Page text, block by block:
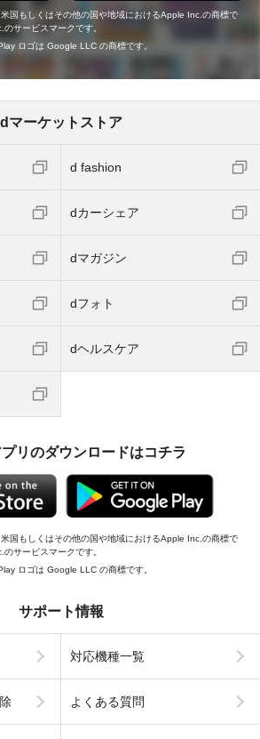
国もしくはその他の国や地域におけるApple Inc.の商標で
サービスマークです。
ロゴは Google LLC の商標です。
dマーケットストア
d fashion
dカーシェア
dマガジン
dフォト
dヘルスケア
リのダウンロードはコチラ
国もしくはその他の国や地域におけるApple Inc.の商標で
サービスマークです。
ロゴは Google LLC の商標です。
サポート情報
対応機種一覧
よくある質問